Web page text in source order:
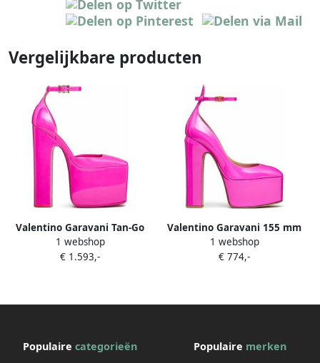
Vergelijkbare producten
Valentino Garavani Tan-Go
pumps met plateauzool Roze
1 webshop
€ 1.593,-
Valentino Garavani 155 mm
Tan-Go pumps met
plateauzool Roze
1 webshop
€ 774,-
Populaire categorieën Populaire merken